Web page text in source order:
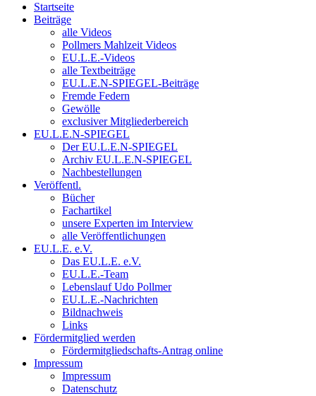
Startseite
Beiträge
alle Videos
Pollmers Mahlzeit Videos
EU.L.E.-Videos
alle Textbeiträge
EU.L.E.N-SPIEGEL-Beiträge
Fremde Federn
Gewölle
exclusiver Mitgliederbereich
EU.L.E.N-SPIEGEL
Der EU.L.E.N-SPIEGEL
Archiv EU.L.E.N-SPIEGEL
Nachbestellungen
Veröffentl.
Bücher
Fachartikel
unsere Experten im Interview
alle Veröffentlichungen
EU.L.E. e.V.
Das EU.L.E. e.V.
EU.L.E.-Team
Lebenslauf Udo Pollmer
EU.L.E.-Nachrichten
Bildnachweis
Links
Fördermitglied werden
Fördermitgliedschafts-Antrag online
Impressum
Impressum
Datenschutz